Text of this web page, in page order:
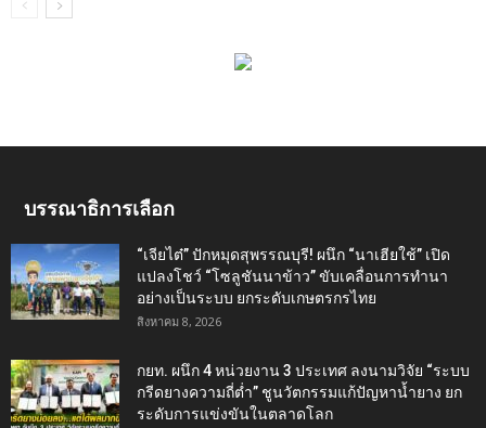
บรรณาธิการเลือก
“เจียไต๋” ปักหมุดสุพรรณบุรี! ผนึก “นาเฮียใช้” เปิด
แปลงโชว์ “โซลูชันนาข้าว” ขับเคลื่อนการทำนา
อย่างเป็นระบบ ยกระดับเกษตรกรไทย
สิงหาคม 8, 2026
กยท. ผนึก 4 หน่วยงาน 3 ประเทศ ลงนามวิจัย “ระบบ
กรีดยางความถี่ต่ำ” ชูนวัตกรรมแก้ปัญหาน้ำยาง ยก
ระดับการแข่งขันในตลาดโลก